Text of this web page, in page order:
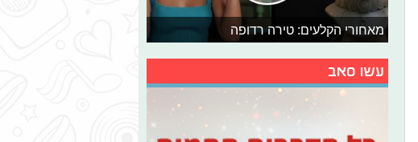
מאחורי הקלעים: טירה רדופה
עשו סאב